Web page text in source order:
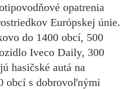
opatrenia
Európskej únie.
do 1400 obcí, 500
Iveco Daily, 300
hasičské autá na
obcí s dobrovoľnými